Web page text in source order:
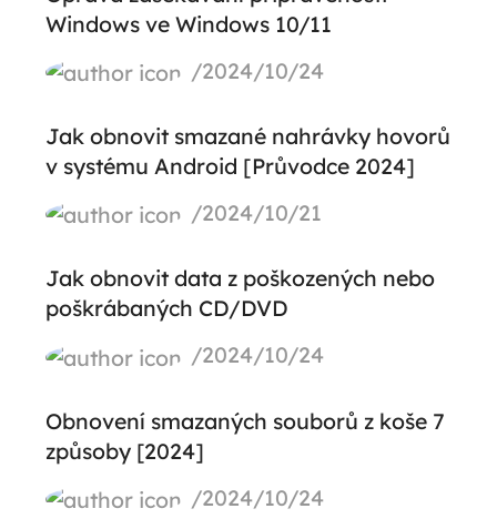
Windows ve Windows 10/11
/2024/10/24
Jak obnovit smazané nahrávky hovorů
v systému Android [Průvodce 2024]
/2024/10/21
Jak obnovit data z poškozených nebo
poškrábaných CD/DVD
/2024/10/24
Obnovení smazaných souborů z koše 7
způsoby [2024]
/2024/10/24